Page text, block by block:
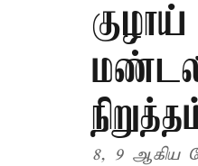
8, 9 ஆகிய